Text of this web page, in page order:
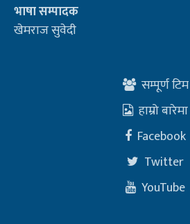
भाषा सम्पादक
खेमराज सुवेदी
सम्पूर्ण टिम
हाम्रो बारेमा
Facebook
Twitter
YouTube